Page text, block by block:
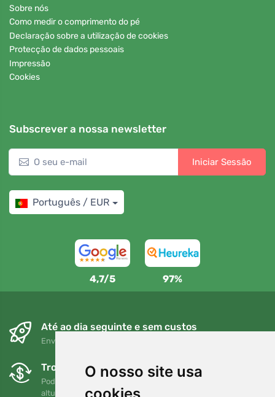
O nosso site usa
Sobre nós
Como medir o comprimento do pé
Declaração sobre a utilização de cookies
Protecção de dados pessoais
Impressão
Cookies
Subscrever a nossa newsletter
Iniciar Sessão
Português / EUR
4,7/5 97%
Até ao dia seguinte e sem custos
Envio gratuito para encomendas superiores a 80 EUR
Trocas e devoluções gratuitas
Pode devolver ou trocar a sua encomenda em qualquer
altura no prazo de 90 dias